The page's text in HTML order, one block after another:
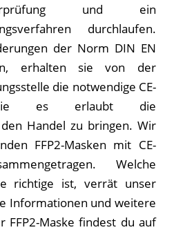
und ein
durchlaufen.
der Norm DIN EN
erhalten sie von der
die notwendige CE-
die es erlaubt die
Handel zu bringen. Wir
FFP2-Masken mit CE-
Welche
richtige ist, verrät unser
Informationen und weitere
FFP2-Maske findest du auf